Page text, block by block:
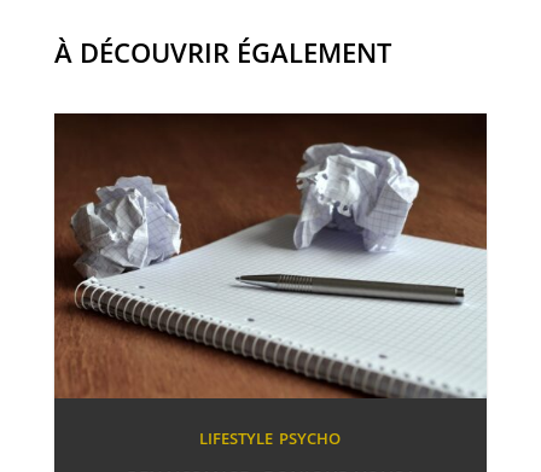
À DÉCOUVRIR ÉGALEMENT
LIFESTYLE PSYCHO